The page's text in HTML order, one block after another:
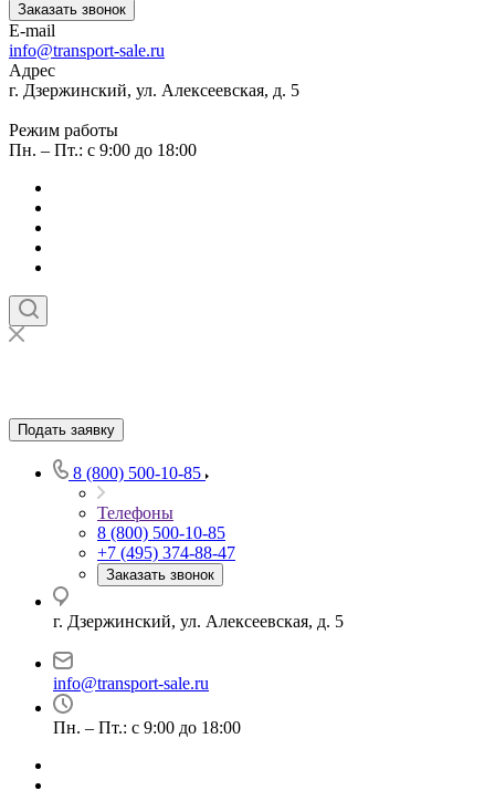
Заказать звонок
E-mail
info@transport-sale.ru
Адрес
г. Дзержинский, ул. Алексеевская, д. 5
Режим работы
Пн. – Пт.: с 9:00 до 18:00
Подать заявку
8 (800) 500-10-85
Телефоны
8 (800) 500-10-85
+7 (495) 374-88-47
Заказать звонок
г. Дзержинский, ул. Алексеевская, д. 5
info@transport-sale.ru
Пн. – Пт.: с 9:00 до 18:00